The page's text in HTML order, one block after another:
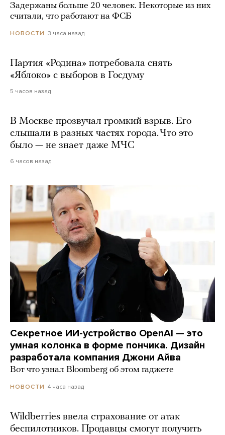
Задержаны больше 20 человек. Некоторые из них
считали, что работают на ФСБ
НОВОСТИ 3 часа назад
Партия «Родина» потребовала снять
«Яблоко» с выборов в Госдуму
5 часов назад
В Москве прозвучал громкий взрыв. Его
слышали в разных частях города. Что это
было — не знает даже МЧС
6 часов назад
Секретное ИИ-устройство OpenAI — это
умная колонка в форме пончика. Дизайн
разработала компания Джони Айва
Вот что узнал Bloomberg об этом гаджете
НОВОСТИ 4 часа назад
Wildberries ввела страхование от атак
беспилотников. Продавцы смогут получить